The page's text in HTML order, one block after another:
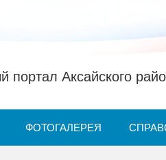
портал Аксайского
ФОТОГАЛЕРЕЯ